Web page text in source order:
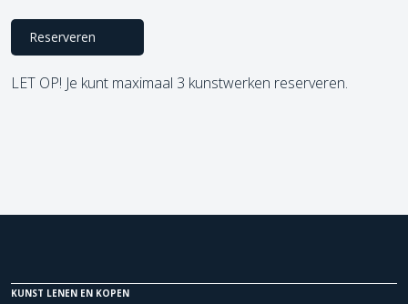
Reserveren
LET OP! Je kunt maximaal 3 kunstwerken reserveren.
KUNST LENEN EN KOPEN